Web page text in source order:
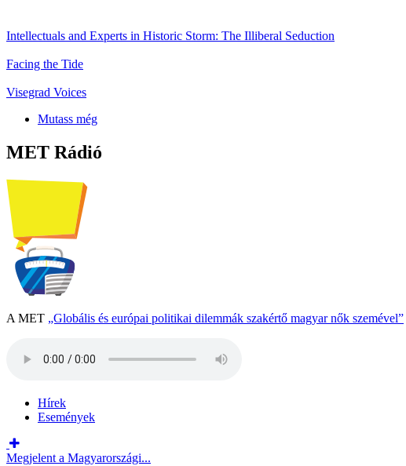
Intellectuals and Experts in Historic Storm: The Illiberal Seduction
Facing the Tide
Visegrad Voices
Mutass még
MET Rádió
A MET „Globális és európai politikai dilemmák szakértő magyar nők szemével”
Hírek
Események
Megjelent a Magyarországi...